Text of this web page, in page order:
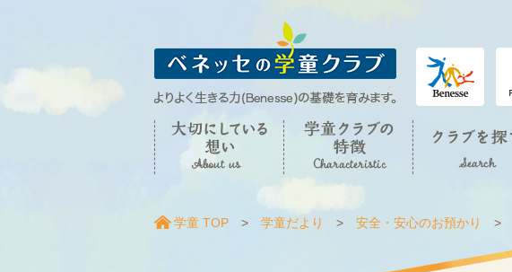
学童 TOP 学童だより 安全・安心のお預かり